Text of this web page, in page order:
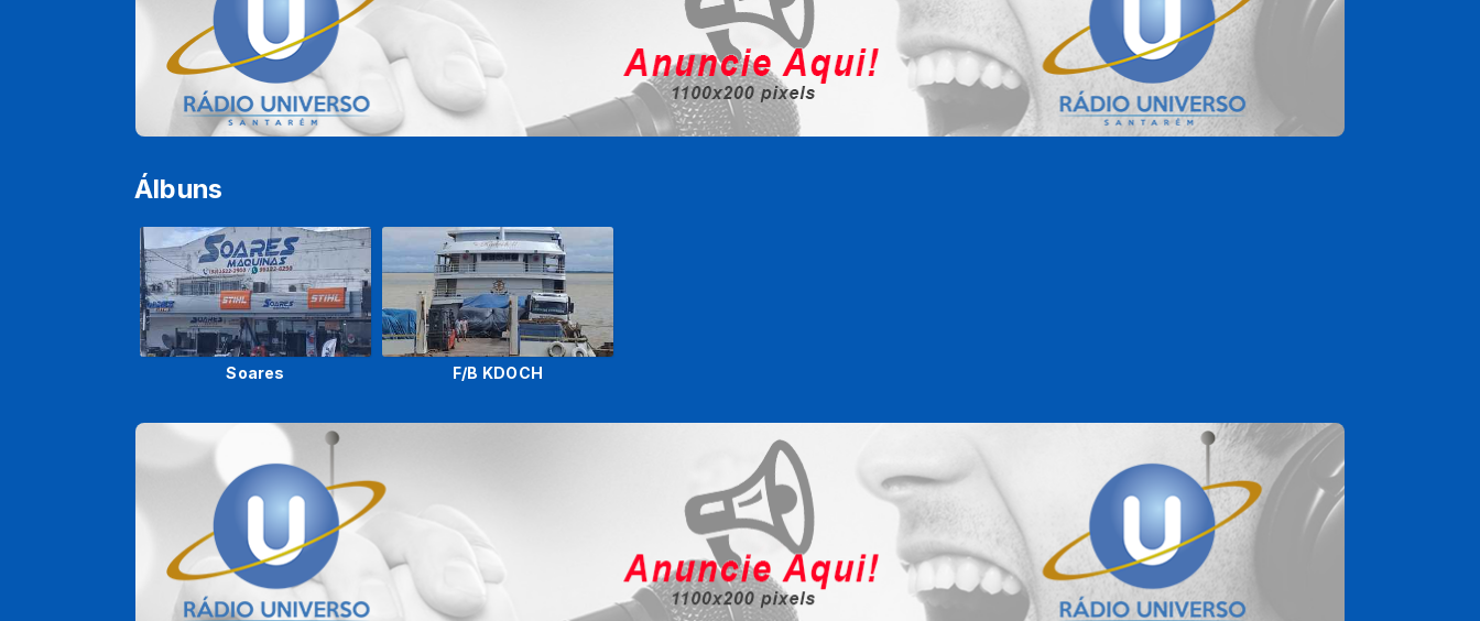
Álbuns
Soares F/B KDOCH